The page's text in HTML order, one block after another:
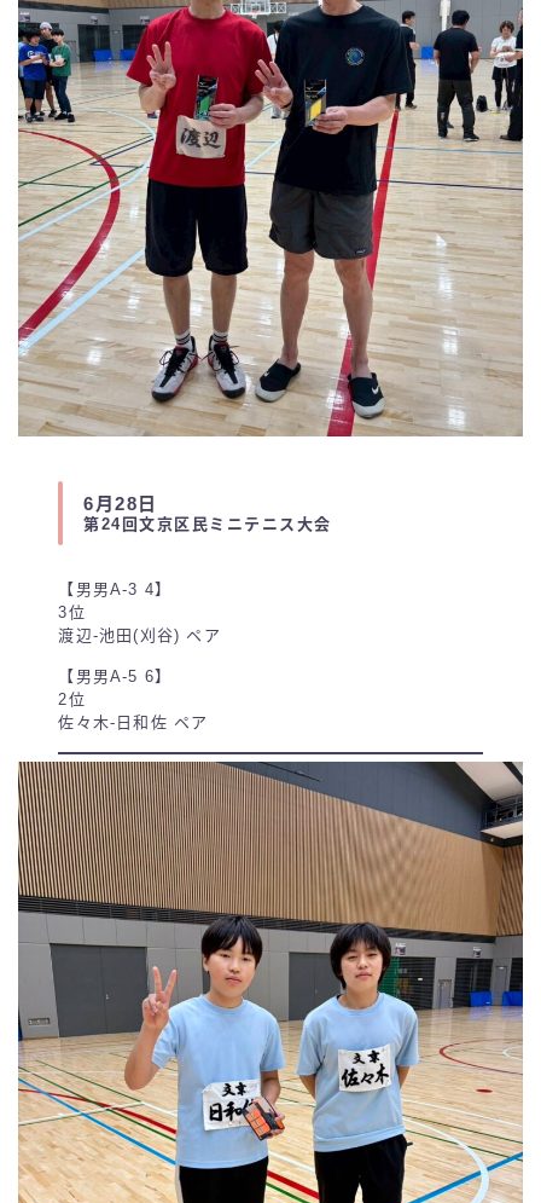
6月28日
第24回文京区民ミニテニス大会
【男男A-3 4】
3位
渡辺-池田(刈谷) ペア
【男男A-5 6】
2位
佐々木-日和佐 ペア